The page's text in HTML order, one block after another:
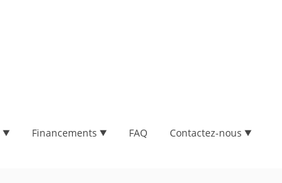
Financements FAQ Contactez-nous